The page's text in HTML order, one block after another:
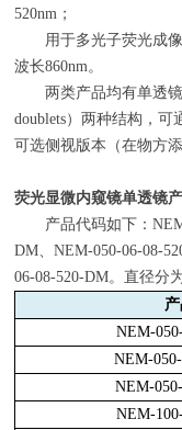
520nm ；
用于多光子荧光成
波长860nm。
两类产品均有单透
doublets）两种结构，可
可选侧视版本（在物方
荧光显微内窥镜单透镜
产品代码如下：
DM、NEM-050-06-08-
06-08-520-DM。直径分
NEM-
NEM-
NEM-
NEM-